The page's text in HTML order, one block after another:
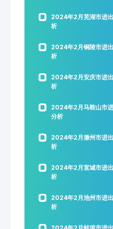
2024年2月芜湖市进
析
2024年2月铜陵市进
析
2024年2月安庆市进
析
2024年2月马鞍山市
分析
2024年2月滁州市进
析
2024年2月宣城市进
析
2024年2月池州市进
析